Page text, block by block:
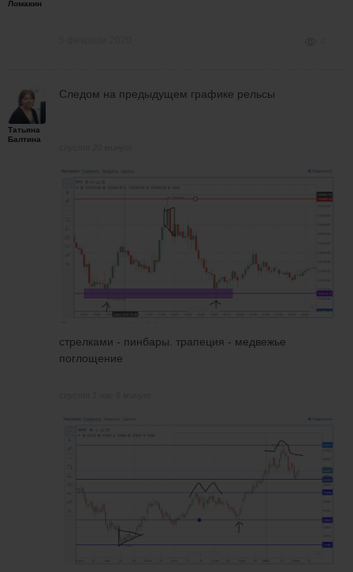
Ломакин
Татьяна
Балтина
Следом на предыдущем графике рельсы
стрелками - пинбары. трапеция - медвежье
поглощение